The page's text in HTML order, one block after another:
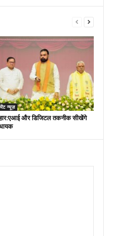
न्यूज़
और डिजिटल तकनीक सीखेंगे